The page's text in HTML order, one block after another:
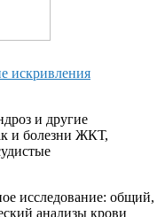
искривления
и другие
и болезни ЖКТ,
исследование: общий,
анализы крови